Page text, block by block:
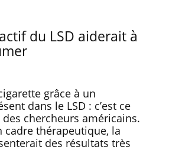
du LSD aiderait à
grâce à un
dans le LSD : c’est ce
chercheurs américains.
cadre thérapeutique, la
des résultats très